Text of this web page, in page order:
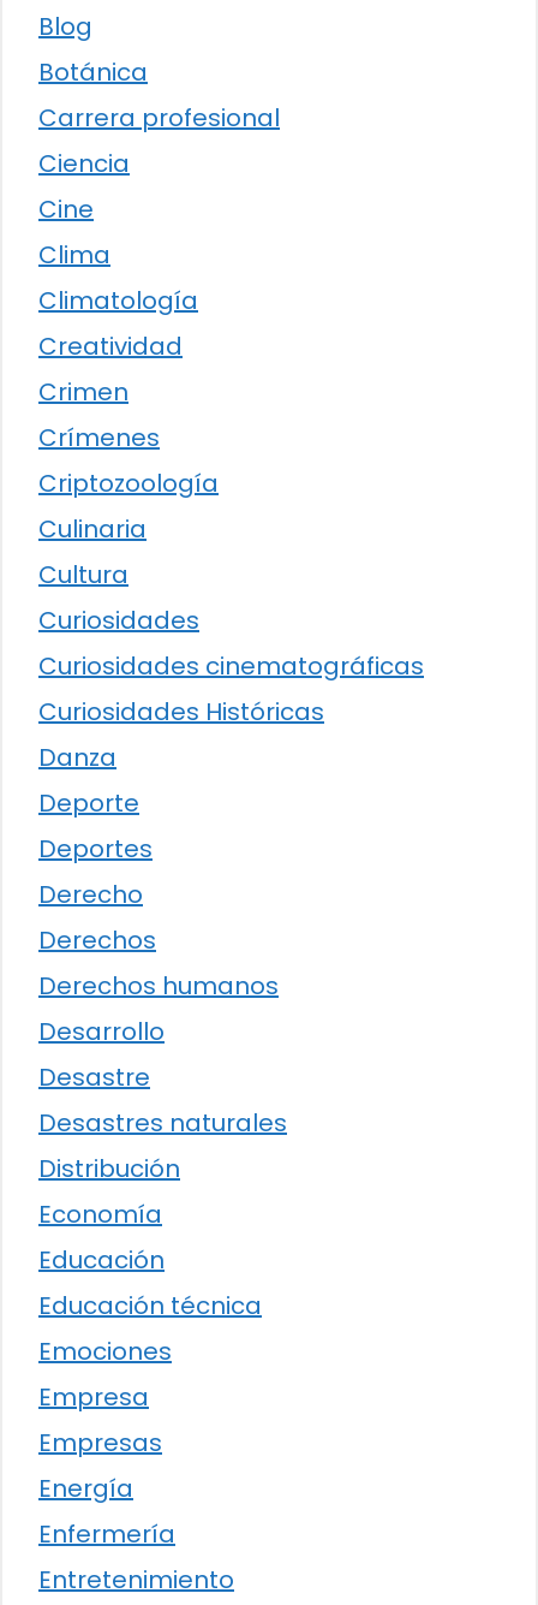
Blog
Botánica
Carrera profesional
Ciencia
Cine
Clima
Climatología
Creatividad
Crimen
Crímenes
Criptozoología
Culinaria
Cultura
Curiosidades
Curiosidades cinematográficas
Curiosidades Históricas
Danza
Deporte
Deportes
Derecho
Derechos
Derechos humanos
Desarrollo
Desastre
Desastres naturales
Distribución
Economía
Educación
Educación técnica
Emociones
Empresa
Empresas
Energía
Enfermería
Entretenimiento